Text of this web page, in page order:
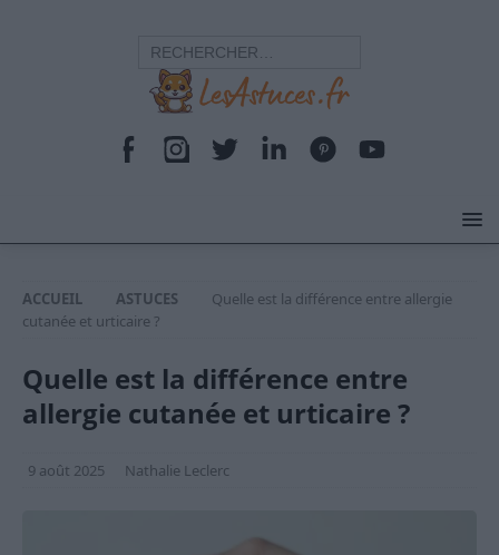
ACCUEIL ASTUCES
Quelle est la différence entre allergie
cutanée et urticaire ?
Quelle est la différence entre
allergie cutanée et urticaire ?
9 août 2025 Nathalie Leclerc